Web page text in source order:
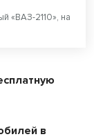
«ВАЗ-2110», на
в